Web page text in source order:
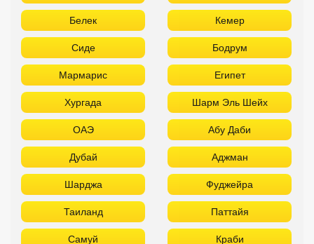
Дубай Аджман
Шарджа Фуджейра
Таиланд Паттайя
Самуй Краби
Као Лак Пхукет
Вьетнам Нячанг
Фантьет Фукуок
Шри Ланка Куба
Мальдивы Бали